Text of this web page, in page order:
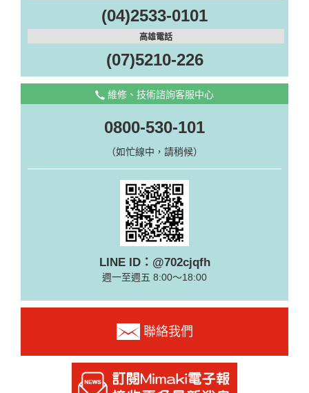
(04)2533-0101
高雄電話
(07)5210-226
維修、技術諮詢客服中心
0800-530-101
（如忙線中，請稍候）
LINE ID：@702cjqfh
週一至週五 8:00～18:00
聯絡我們